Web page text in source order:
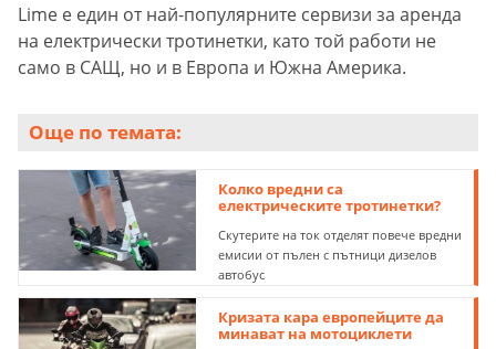
Lime е един от най-популярните сервизи за аренда
на електрически тротинетки, като той работи не
само в САЩ, но и в Европа и Южна Америка.
Още по темата:
Колко вредни са
електрическите тротинетки?
Скутерите на ток отделят повече вредни
емисии от пълен с пътници дизелов
автобус
Кризата кара европейците да
минават на мотоциклети